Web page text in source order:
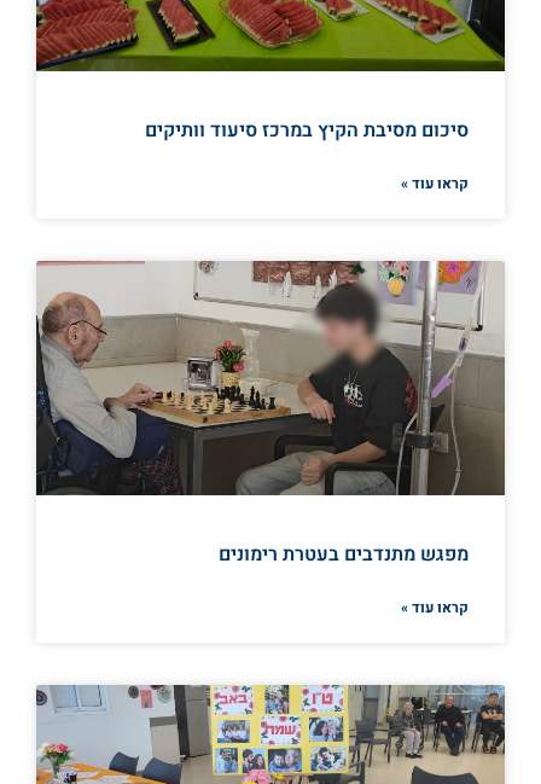
סיכום מסיבת הקיץ במרכז סיעוד וותיקים
קראו עוד »
מפגש מתנדבים בעטרת רימונים
קראו עוד »